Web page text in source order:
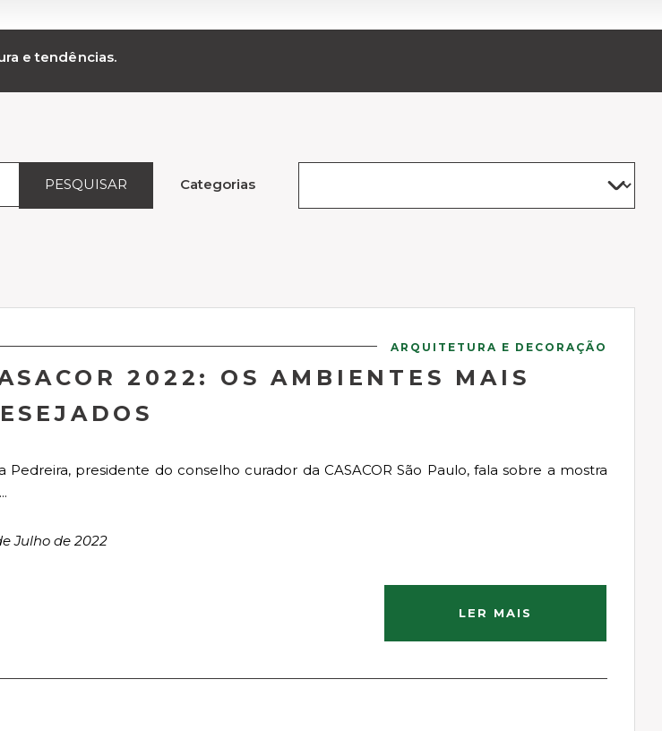
e tendências.
PESQUISAR Categorias
ARQUITETURA E DECORAÇÃO
2022: OS AMBIENTES MAIS
Pedreira, presidente do conselho curador da CASACOR São Paulo, fala sobre a mostra
Julho de 2022
LER MAIS